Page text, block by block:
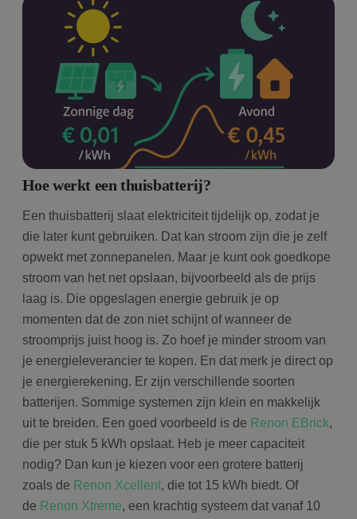
Hoe werkt een thuisbatterij?
Een thuisbatterij slaat elektriciteit tijdelijk op, zodat je
die later kunt gebruiken. Dat kan stroom zijn die je zelf
opwekt met zonnepanelen. Maar je kunt ook goedkope
stroom van het net opslaan, bijvoorbeeld als de prijs
laag is. Die opgeslagen energie gebruik je op
momenten dat de zon niet schijnt of wanneer de
stroomprijs juist hoog is. Zo hoef je minder stroom van
je energieleverancier te kopen. En dat merk je direct op
je energierekening. Er zijn verschillende soorten
batterijen. Sommige systemen zijn klein en makkelijk
uit te breiden. Een goed voorbeeld is de Renon EBrick,
die per stuk 5 kWh opslaat. Heb je meer capaciteit
nodig? Dan kun je kiezen voor een grotere batterij
zoals de Renon Xcellent, die tot 15 kWh biedt. Of
de Renon Xtreme, een krachtig systeem dat vanaf 10